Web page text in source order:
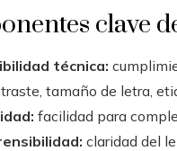
clave
técnica:
tamaño de letra,
facilidad para
claridad del